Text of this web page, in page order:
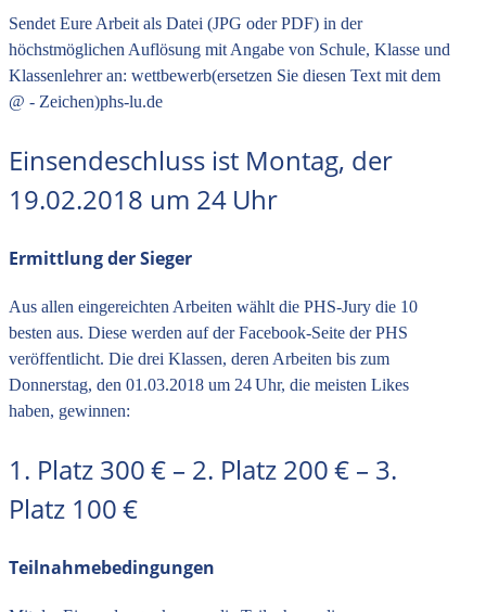
Sendet Eure Arbeit als Datei (JPG oder PDF) in der
höchstmöglichen Auflösung mit Angabe von Schule, Klasse und
Klassenlehrer an: wettbewerb(ersetzen Sie diesen Text mit dem
@ - Zeichen)phs-lu.de
Einsendeschluss ist Montag, der
19.02.2018 um 24 Uhr
Ermittlung der Sieger
Aus allen eingereichten Arbeiten wählt die PHS-Jury die 10
besten aus. Diese werden auf der Facebook-Seite der PHS
veröffentlicht. Die drei Klassen, deren Arbeiten bis zum
Donnerstag, den 01.03.2018 um 24 Uhr, die meisten Likes
haben, gewinnen:
1. Platz 300 € – 2. Platz 200 € – 3.
Platz 100 €
Teilnahmebedingungen